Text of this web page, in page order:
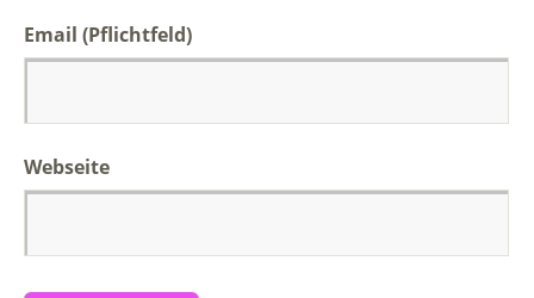
Email (Pflichtfeld)
Webseite